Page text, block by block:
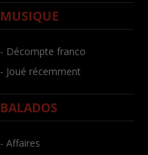
MUSIQUE
- Décompte franco
- Joué récemment
BALADOS
- Affaires